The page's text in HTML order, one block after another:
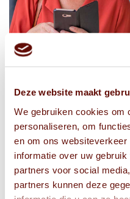
Deze website maakt
We gebruiken cookies om
personaliseren, om
en om ons
informatie over uw
partners voor social
partners kunnen deze